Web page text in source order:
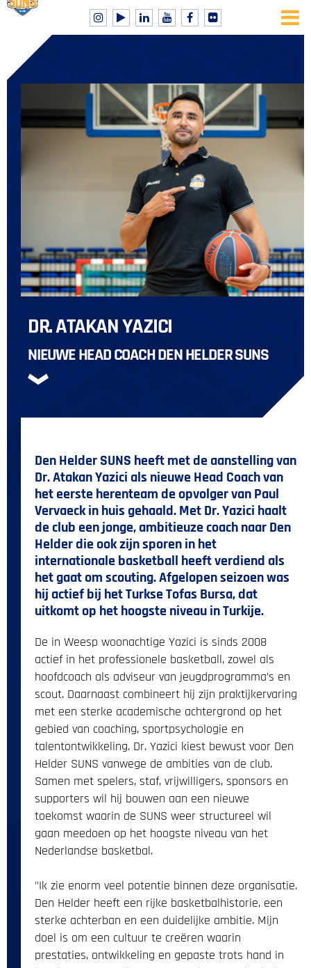
DR. ATAKAN YAZICI
NIEUWE HEAD COACH DEN HELDER SUNS
Den Helder SUNS heeft met de aanstelling van
Dr. Atakan Yazici als nieuwe Head Coach van
het eerste herenteam de opvolger van Paul
Vervaeck in huis gehaald. Met Dr. Yazici haalt
de club een jonge, ambitieuze coach naar Den
Helder die ook zijn sporen in het
internationale basketball heeft verdiend als
het gaat om scouting. Afgelopen seizoen was
hij actief bij het Turkse Tofas Bursa, dat
uitkomt op het hoogste niveau in Turkije.‌
De in Weesp woonachtige Yazici is sinds 2008
actief in het professionele basketball, zowel als
hoofdcoach als adviseur van jeugdprogramma’s en
scout. Daarnaast combineert hij zijn praktijkervaring
met een sterke academische achtergrond op het
gebied van coaching, sportpsychologie en
talentontwikkeling. Dr. Yazici kiest bewust voor Den
Helder SUNS vanwege de ambities van de club.
Samen met spelers, staf, vrijwilligers, sponsors en
supporters wil hij bouwen aan een nieuwe
toekomst waarin de SUNS weer structureel wil
gaan meedoen op het hoogste niveau van het
Nederlandse basketbal.
‌"Ik zie enorm veel potentie binnen deze organisatie.
Den Helder heeft een rijke basketbalhistorie, een
sterke achterban en een duidelijke ambitie. Mijn
doel is om een cultuur te creëren waarin
prestaties, ontwikkeling en gepaste trots hand in